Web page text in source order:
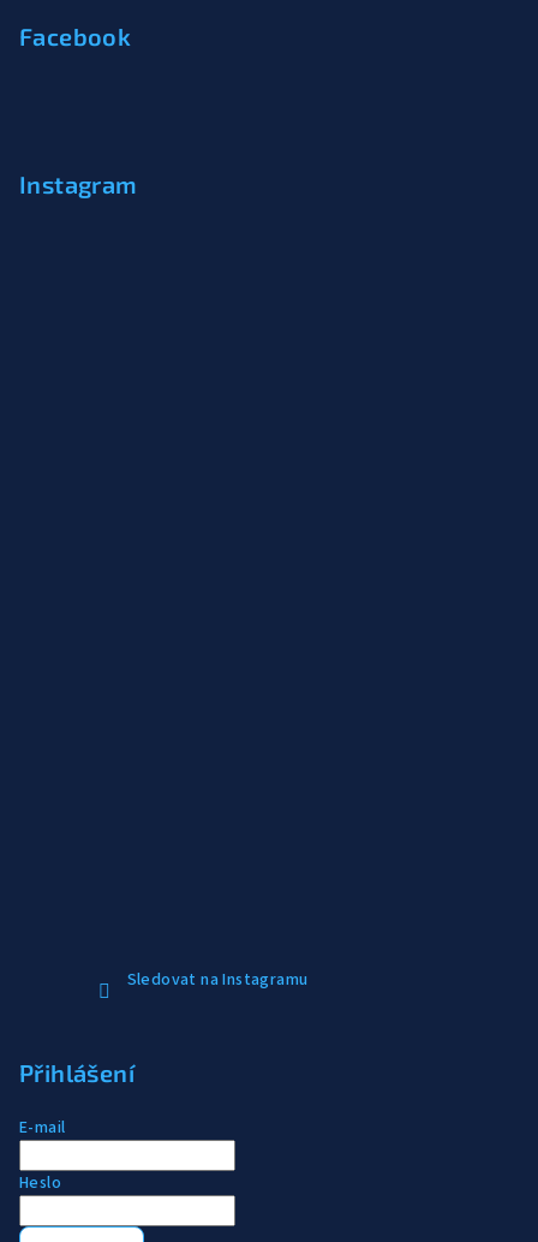
Facebook
Instagram
Sledovat na Instagramu
Přihlášení
E-mail
Heslo